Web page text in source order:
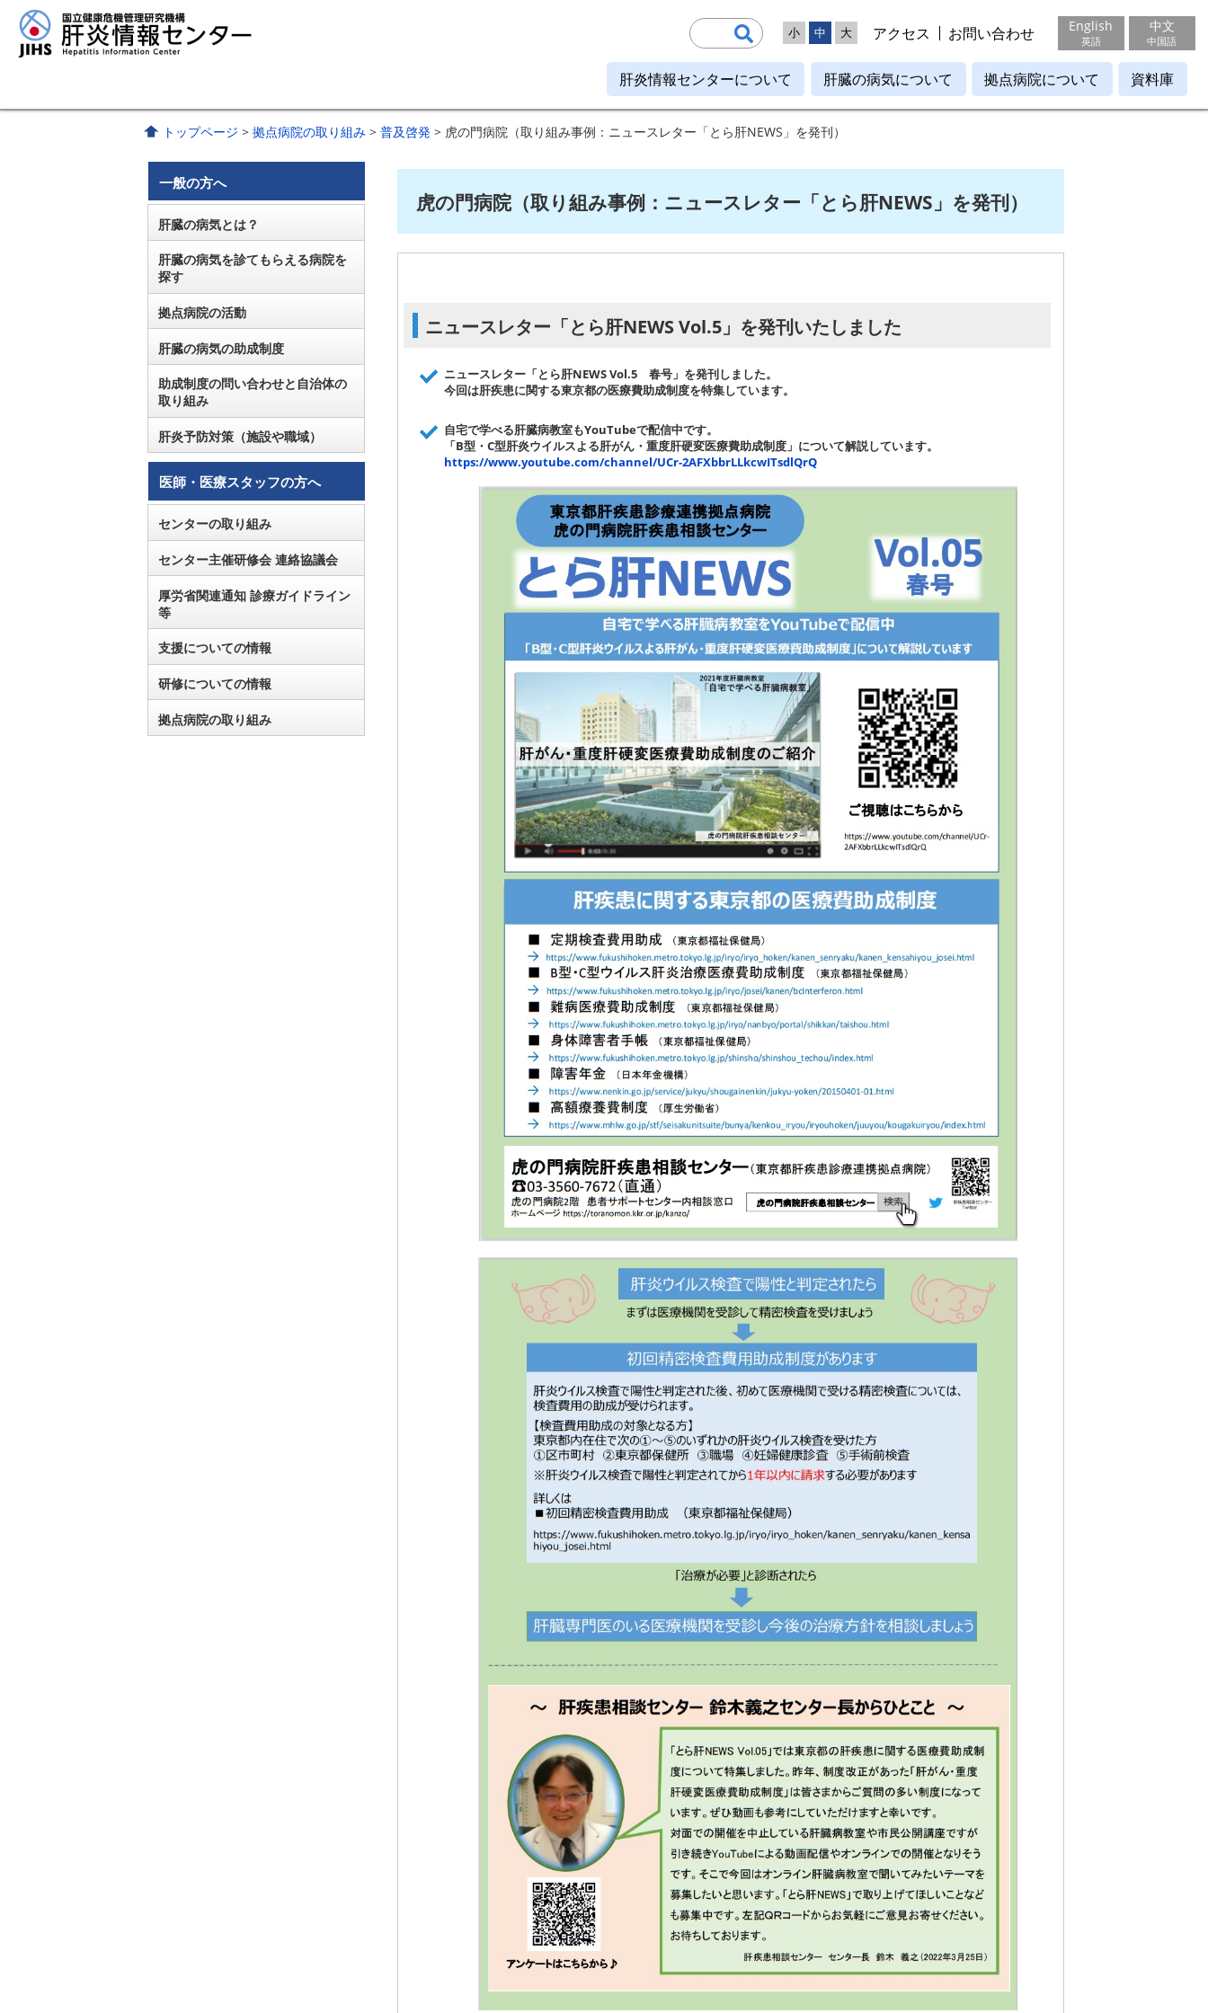
小 中 大 アクセス お問い合わせ English
英語
中文
中国語
肝炎情報センターについて 肝臓の病気について 拠点病院について 資料庫
トップページ >拠点病院の取り組み >普及啓発 > 虎の門病院（取り組み事例：ニュースレター「とら肝NEWS」を発刊）
虎の門病院（取り組み事例：ニュースレター「とら肝NEWS」を発刊）
ニュースレター「とら肝NEWS Vol.5」を発刊いたしました
ニュースレター「とら肝NEWS Vol.5 春号」を発刊しました。
今回は肝疾患に関する東京都の医療費助成制度を特集しています。
自宅で学べる肝臓病教室もYouTubeで配信中です。
「B型・C型肝炎ウイルスよる肝がん・重度肝硬変医療費助成制度」について解説しています。
https://www.youtube.com/channel/UCr-2AFXbbrLLkcwITsdlQrQ
一般の方へ
肝臓の病気とは？
肝臓の病気を診てもらえる病院を
探す
拠点病院の活動
肝臓の病気の助成制度
助成制度の問い合わせと自治体の
取り組み
肝炎予防対策（施設や職域）
医師・医療スタッフの方へ
センターの取り組み
センター主催研修会 連絡協議会
厚労省関連通知 診療ガイドライン
等
支援についての情報
研修についての情報
拠点病院の取り組み